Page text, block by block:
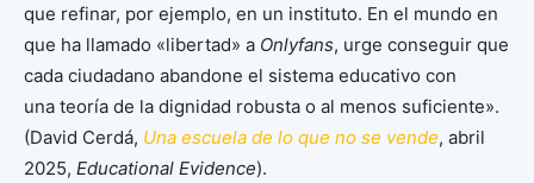
que refinar, por ejemplo, en un instituto. En el mundo en
que ha llamado «libertad» a Onlyfans, urge conseguir que
cada ciudadano abandone el sistema educativo con
una teoría de la dignidad robusta o al menos suficiente».
(David Cerdá, Una escuela de lo que no se vende, abril
2025, Educational Evidence).